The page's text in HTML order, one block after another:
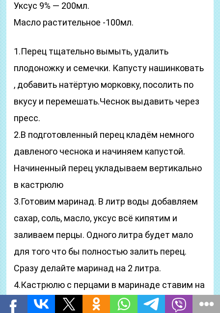
Уксус 9% — 200мл.
Масло растительное -100мл.
1.Перец тщательно вымыть, удалить
плодоножку и семечки. Капусту нашинковать
, добавить натёртую морковку, посолить по
вкусу и перемешать.Чеснок выдавить через
пресс.
2.В подготовленный перец кладём немного
давленого чеснока и начиняем капустой.
Начиненный перец укладываем вертикально
в кастрюлю
3.Готовим маринад. В литр воды добавляем
сахар, соль, масло, уксус всё кипятим и
заливаем перцы. Одного литра будет мало
для того что бы полностью залить перец.
Сразу делайте маринад на 2 литра.
4.Кастрюлю с перцами в маринаде ставим на
огонь. Варим 10-12 мин с момента